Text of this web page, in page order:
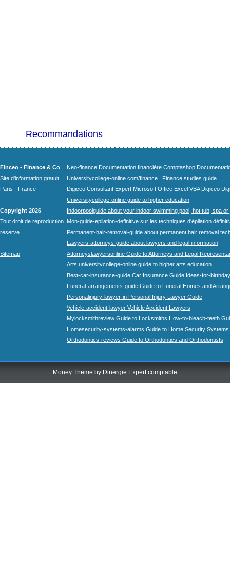
Recommandations
Finceo - Finance & Co
Site d'information gratuit
Paris - France
Copyright 2026
Tout droit de reproduction
reserve.
Sitemap
Neo-finance Documentation financière Comptashop
Universitycollege-online.com/finance : Finance studies guide
Digiceo Consultant Expert Microsoft Office Excel VBA Digiceo
Universitycollege-online guide to higher education
Indoorpoolguide about your indoor swimming pool, hot tub, spa
Mon-guide-epilation-definitive sur les techniques d'épilation
Permanent-hair-removal-guide about permanent hair removal
Lawyers-attorneys-guide about lawyers and legal information
Attorneyslawyersonline Guide to Attorneys and Legal
Arts.universitycollege-online guide to higher arts education
Best-car-insurance-guide Car Insurance Guide Ideas-for-
Funeral-arrangements-guide Guide to Funeral Homes and
Personalinjury-lawyer-in Personal Injury Lawyer Guide
Vehicle-accident-lawyer Vehicle Accident Lawyers
Mylocksmithreview Guide to Locksmiths How-to-bleach-teeth
Homesecurity-systems-alarms Guide to Home Security Systems
Orthodontics-reviews Guide to Orthodontics and Orthodontists
Money Theme by Dinergie Expert comptable